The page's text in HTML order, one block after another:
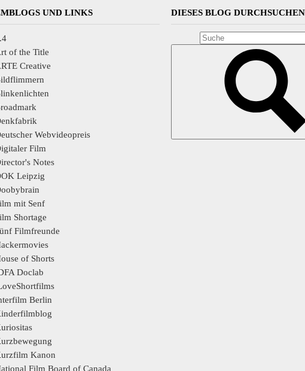
UND LINKS
of the Title
Creative
Webvideopreis
Film
Notes
Leipzig
mit Senf
Shortage
Filmfreunde
of Shorts
Doclab
Berlin
Kanon
Film Board of Canada
DIESES BLOG DURCHSUCHEN